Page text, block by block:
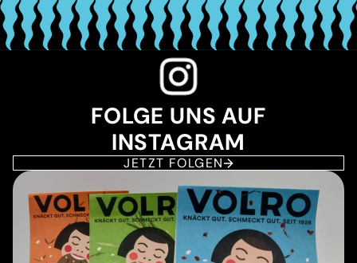
FOLGE UNS AUF
INSTAGRAM
JETZT FOLGEN